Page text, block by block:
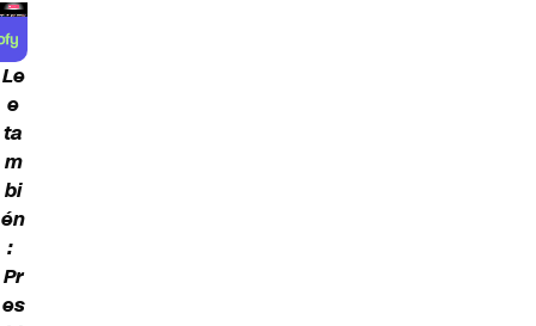
Le
e
ta
m
bi
én
:
Pr
es